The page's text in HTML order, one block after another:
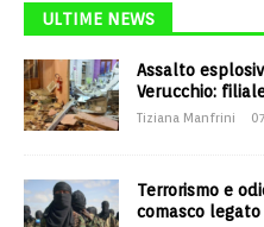
ULTIME NEWS
Assalto
Verucchio:
Tiziana Manfrini
Terrorismo e
comasco